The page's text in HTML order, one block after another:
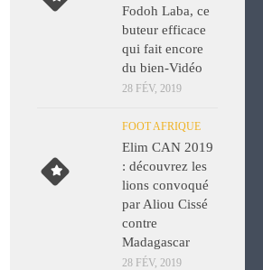
Fodoh Laba, ce
buteur efficace
qui fait encore
du bien-Vidéo
28 FÉV, 2019
FOOT AFRIQUE
Elim CAN 2019
: découvrez les
lions convoqué
par Aliou Cissé
contre
Madagascar
28 FÉV, 2019